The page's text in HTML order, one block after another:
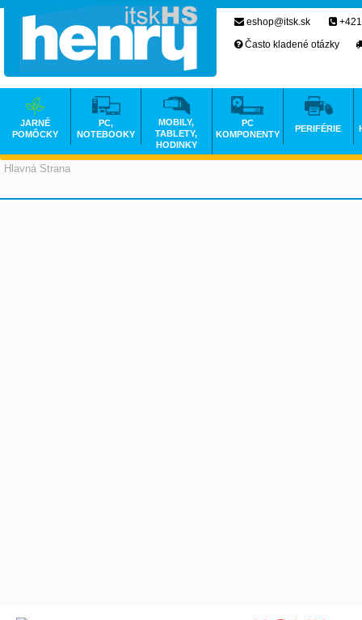
Hlavná Strana
eshop@itsk.sk
Často kladené otázky
JARNÉ
POMÔCKY
PC,
NOTEBOOKY
MOBILY,
TABLETY,
HODINKY
PC
KOMPONENTY
PERIFÉRIE